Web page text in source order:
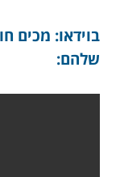
בוידאו: מכים
שלהם: